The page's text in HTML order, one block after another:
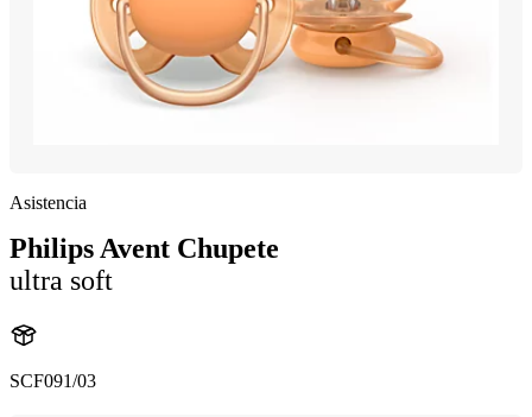
Asistencia
Philips Avent Chupete
ultra soft
SCF091/03